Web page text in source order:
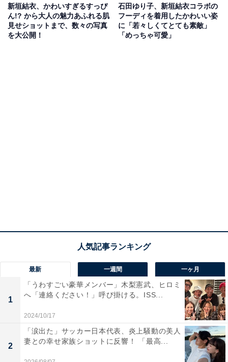
新垣結衣、かわいすぎるすっぴ
ん!? から大人の魅力あふれる肌
見せショットまで、数々の写真
を大公開！
石田ゆり子、新垣結衣コラボの
フーディを着用したかわいい姿
に「若々しくてとても素敵」
「めっちゃ可愛」
最新 一週間 一ヶ月
1
「うわすごい豪華メンバー」木梨憲武、ヒロミ
へ「連絡ください！」呼び掛ける。ISS...
2024/10/17
2
「涙出た」サッカー日本代表、炎上騒動の美人
妻との幸せ家族ショットに反響！ 「最高...